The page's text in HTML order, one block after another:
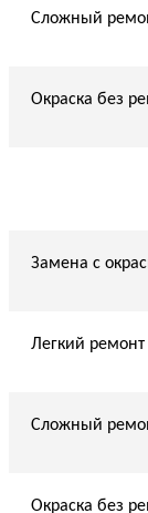
Сложный
Окраска без
Замена с
Легкий ремонт
Сложный
Окраска без